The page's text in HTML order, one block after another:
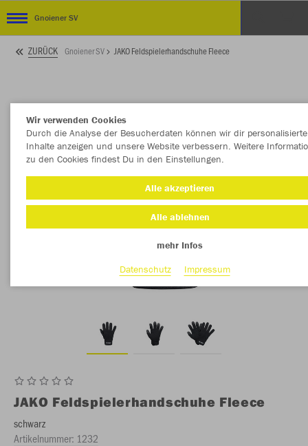
Gnoiener SV
ZURÜCK Gnoiener SV JAKO Feldspielerhandschuhe Fleece
JAKO Feldspielerhandschuhe Fleece
schwarz
Artikelnummer: 1232
Wir verwenden Cookies
Durch die Analyse der Besucherdaten können wir dir personalisierte
Inhalte anzeigen und unsere Website verbessern. Weitere
zu den Cookies findest Du in den Einstellungen.
Alle akzeptieren
Alle ablehnen
mehr Infos
Datenschutz
Impressum